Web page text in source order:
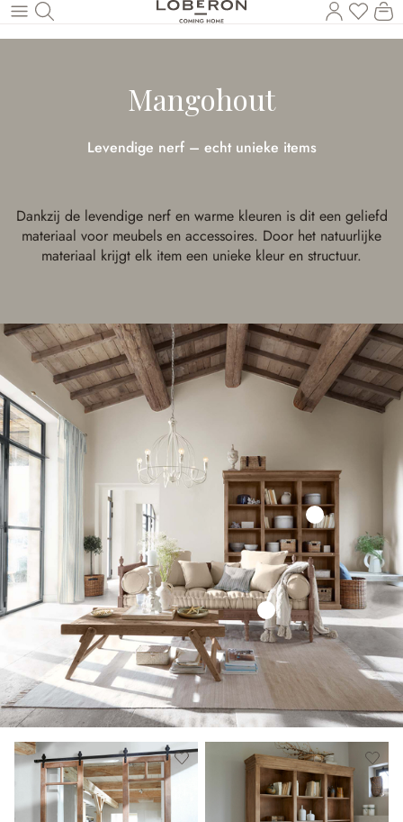
Naar de hoofdinhoud
U
Mangohout
Levendige nerf – echt unieke items
Dankzij de levendige nerf en warme kleuren is dit een geliefd
materiaal voor meubels en accessoires. Door het natuurlijke
materiaal krijgt elk item een unieke kleur en structuur.